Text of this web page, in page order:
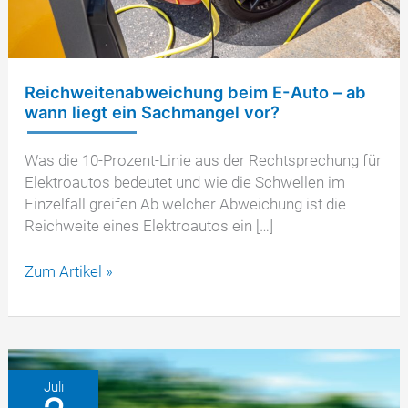
Reichweitenabweichung beim E-Auto – ab
wann liegt ein Sachmangel vor?
Was die 10-Prozent-Linie aus der Rechtsprechung für
Elektroautos bedeutet und wie die Schwellen im
Einzelfall greifen Ab welcher Abweichung ist die
Reichweite eines Elektroautos ein […]
Reichweitenabweichung
E-
–
wann
Zum Artikel »
Juli